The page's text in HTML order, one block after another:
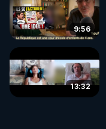
9:56
13:32